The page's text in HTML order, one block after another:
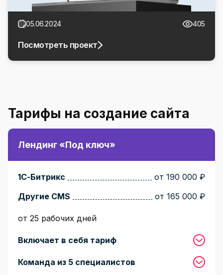
05.06.2024 405
Посмотреть проект
Тарифы на создание сайта
Лендинг «Под ключ»
1С-Битрикс
от 190 000 ₽
Другие CMS
от 165 000 ₽
от 25 рабочих дней
Включает в себя тариф
Команда из 5 специалистов